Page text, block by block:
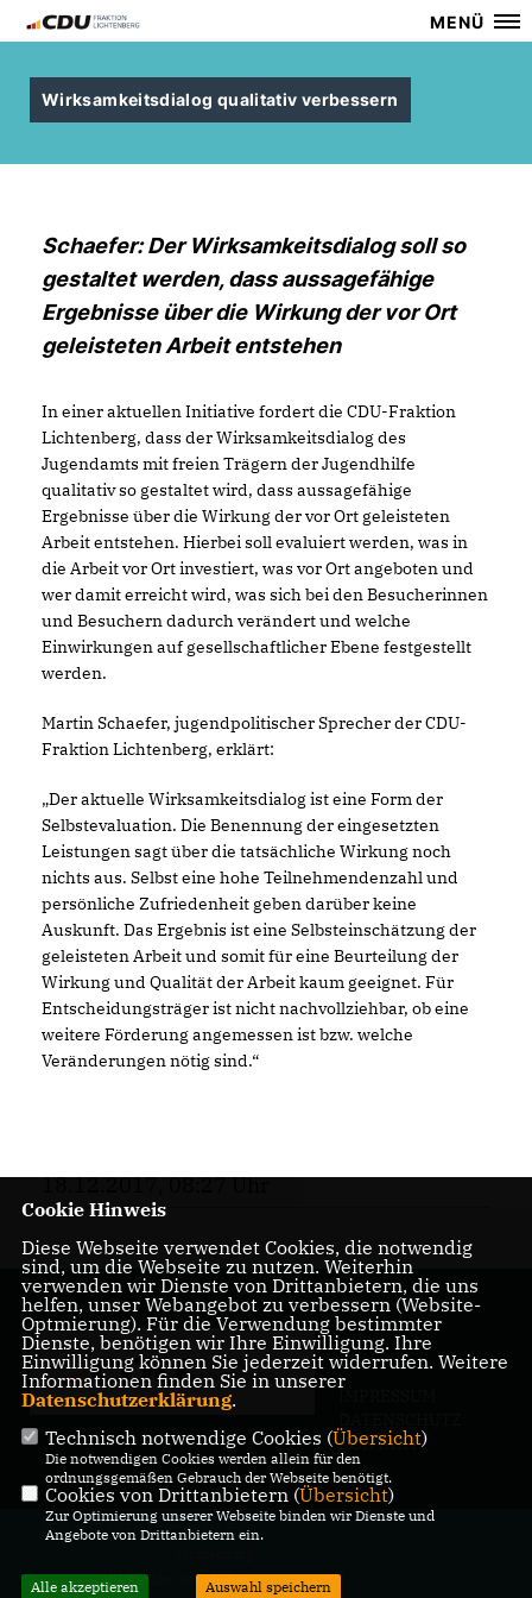
MENÜ
Wirksamkeitsdialog qualitativ verbessern
Schaefer: Der Wirksamkeitsdialog soll so
gestaltet werden, dass aussagefähige
Ergebnisse über die Wirkung der vor Ort
geleisteten Arbeit entstehen
In einer aktuellen Initiative fordert die CDU-Fraktion
Lichtenberg, dass der Wirksamkeitsdialog des
Jugendamts mit freien Trägern der Jugendhilfe
qualitativ so gestaltet wird, dass aussagefähige
Ergebnisse über die Wirkung der vor Ort geleisteten
Arbeit entstehen. Hierbei soll evaluiert werden, was in
die Arbeit vor Ort investiert, was vor Ort angeboten und
wer damit erreicht wird, was sich bei den Besucherinnen
und Besuchern dadurch verändert und welche
Einwirkungen auf gesellschaftlicher Ebene festgestellt
werden.
Martin Schaefer, jugendpolitischer Sprecher der CDU-
Fraktion Lichtenberg, erklärt:
Der aktuelle Wirksamkeitsdialog ist eine Form der
Selbstevaluation. Die Benennung der eingesetzten
Leistungen sagt über die tatsächliche Wirkung noch
nichts aus. Selbst eine hohe Teilnehmendenzahl und
persönliche Zufriedenheit geben darüber keine
Auskunft. Das Ergebnis ist eine Selbsteinschätzung der
geleisteten Arbeit und somit für eine Beurteilung der
Wirkung und Qualität der Arbeit kaum geeignet. Für
Entscheidungsträger ist nicht nachvollziehbar, ob eine
weitere Förderung angemessen ist bzw. welche
Veränderungen nötig sind.“
18.12.2017, 08:27 Uhr
KONTAKT
@2026 CDU-Fraktion in der BVV
Alle Rechte vorbehalten.
Cookie Hinweis
Diese Webseite verwendet Cookies, die notwendig
sind, um die Webseite zu nutzen. Weiterhin
verwenden wir Dienste von Drittanbietern, die uns
helfen, unser Webangebot zu verbessern (Website-
Optmierung). Für die Verwendung bestimmter
Dienste, benötigen wir Ihre Einwilligung. Ihre
Einwilligung können Sie jederzeit widerrufen. Weitere
Informationen finden Sie in unserer
Datenschutzerklärung.
Technisch notwendige Cookies (Übersicht)
Die notwendigen Cookies werden allein für den
ordnungsgemäßen Gebrauch der Webseite benötigt.
Cookies von Drittanbietern (Übersicht)
Zur Optimierung unserer Webseite binden wir Dienste und
Angebote von Drittanbietern ein.
Alle akzeptieren Auswahl speichern